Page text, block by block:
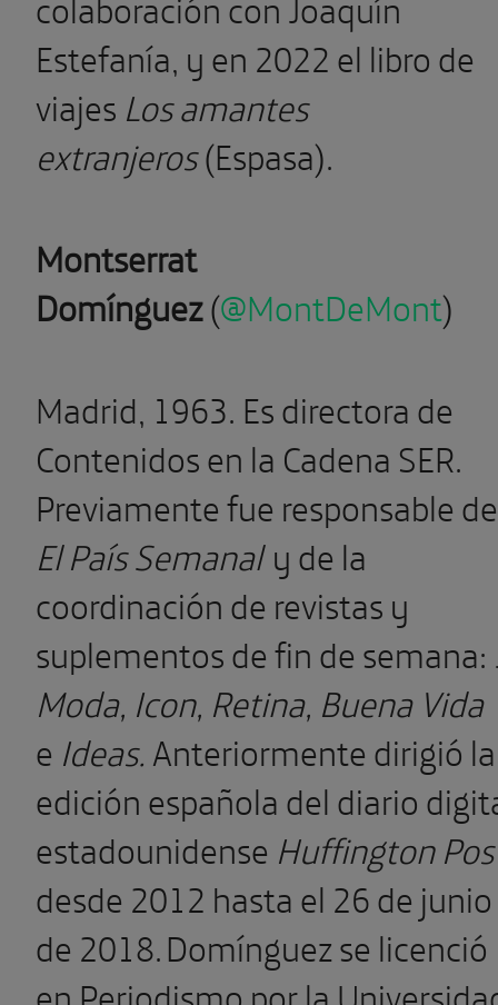
Estefanía, y en 2022 el libro de
viajes Los amantes
extranjeros(Espasa).
Montserrat
Domínguez(@MontDeMont)
Madrid, 1963. Es directora de
Contenidos en la Cadena SER.
Previamente fue responsable de
El País Semanaly de la
coordinación de revistas y
suplementos de fin de semana:
Moda, Icon, Retina, Buena Vida
e Ideas.Anteriormente dirigió la
edición española del diario
estadounidense Huffington
desde 2012 hasta el 26 de junio
de 2018. Domínguez se licenció